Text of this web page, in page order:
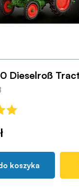
Dieselroß
koszyka